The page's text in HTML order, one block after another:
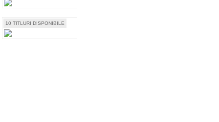
10 TITLURI DISPONIBILE